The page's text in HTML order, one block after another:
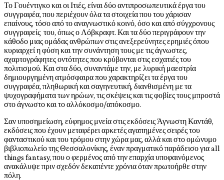
Το Γουέντιγκο και οι Ιτιές, είναι δύο αντιπροσωπευτικά έργα του
συγγραφέα, που περιέχουν όλα τα στοιχεία που του χάρισαν
επαίνους, τόσο από το αναγνωστικό κοινό, όσο και από σύγχρονους
συγγραφείς του, όπως ο Λόβκραφτ. Και τα δύο περιγράφουν την
κάθοδο μιας ομάδας ανθρώπων στις ανεξερεύνητες ερημιές όπου
κυριαρχεί η φύση και την συνάντηση τους με τις άγνωστες,
αχαρτογράφητες οντότητες που κρύβονται στις εσχατιές του
πολιτισμού. Και στα δύο, συναντάμε την, με λυρική μαεστρία
δημιουργημένη ατμόσφαιρα που χαρακτηρίζει τα έργα του
συγγραφέα, πληθωρική και σαγηνευτική, διανθισμένη με τα
ψυχογραφήματα των ηρώων, τις σκέψεις και τις φοβίες τους μπροστά
στο άγνωστο και το αλλόκοσμο/απόκοσμο.
Σαν υποσημείωση, εύφημος μνεία στις εκδόσεις Άγνωστη Καντάθ,
εκδόσεις που έχουν μεταφέρει αρκετές αγαπημένες σειρές του
φανταστικού και του τρόμου στην χώρα μας, αλλά και στο ομώνυμο
βιβλιοπωλείο της Θεσσαλονίκης, έναν πραγματικό παράδεισο για all
things fantasy, που ο φερμένος από την επαρχία υποφαινόμενος
ανακάλυψε πριν σχεδόν δεκαπέντε χρόνια όταν πρωτοήρθε στην
πόλη.